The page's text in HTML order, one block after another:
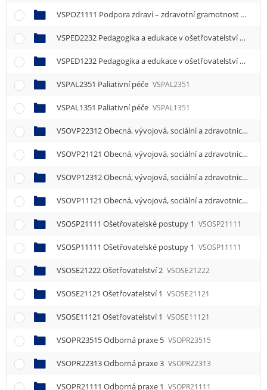
VSPOZ1111 Podpora zdraví – zdravotní gramotnost
VSPED2232 Pedagogika a edukace v ošetřovatelství
VSPED1232 Pedagogika a edukace v ošetřovatelství
VSPAL2351 Paliativní péče VSPAL2351
VSPAL1351 Paliativní péče VSPAL1351
VSOVP22312 Obecná, vývojová, sociální a zdravotnická psychologie 2
VSOVP21121 Obecná, vývojová, sociální a zdravotnická psychologie 1
VSOVP12312 Obecná, vývojová, sociální a zdravotnická psychologie 2
VSOVP11121 Obecná, vývojová, sociální a zdravotnická psychologie 1
VSOSP21111 Ošetřovatelské postupy 1 VSOSP21111
VSOSP11111 Ošetřovatelské postupy 1 VSOSP11111
VSOSE21222 Ošetřovatelství 2 VSOSE21222
VSOSE21121 Ošetřovatelství 1 VSOSE21121
VSOSE11121 Ošetřovatelství 1 VSOSE11121
VSOPR23515 Odborná praxe 5 VSOPR23515
VSOPR22313 Odborná praxe 3 VSOPR22313
VSOPR21111 Odborná praxe 1 VSOPR21111